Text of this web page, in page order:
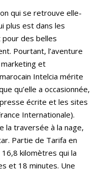
qui se retrouve elle-
plus est dans les
des belles
Pourtant, l’aventure
et
Intelcia mérite
qu’elle a occasionnée,
écrite et les sites
Internationale).
la traversée à la nage,
Partie de Tarifa en
kilomètres qui la
et 18 minutes. Une